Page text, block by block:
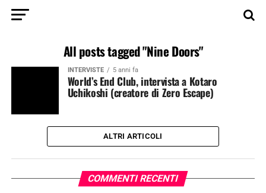
All posts tagged "Nine Doors"
INTERVISTE 5 anni fa
World’s End Club, intervista a Kotaro
Uchikoshi (creatore di Zero Escape)
ALTRI ARTICOLI
COMMENTI RECENTI